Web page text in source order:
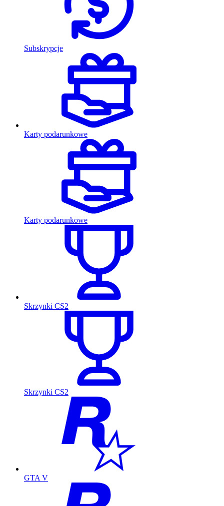
Subskrypcje
Karty podarunkowe
Karty podarunkowe
Skrzynki CS2
Skrzynki CS2
GTA V